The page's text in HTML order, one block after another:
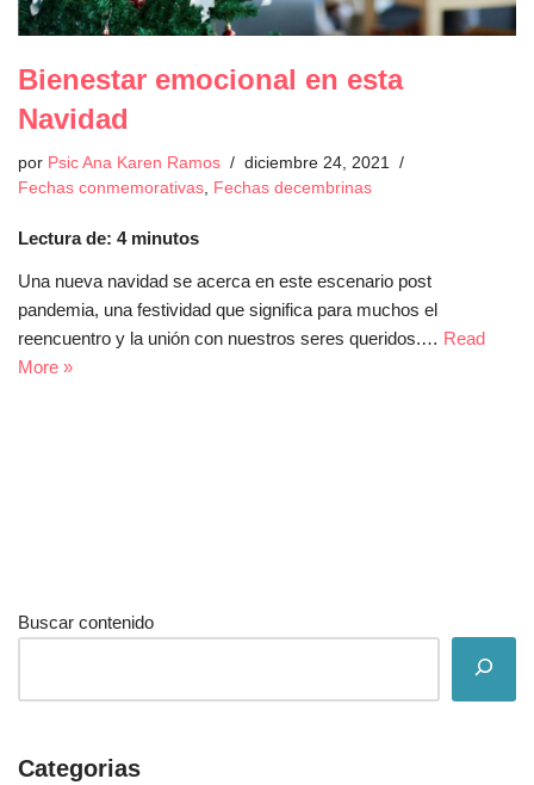
Bienestar emocional en esta
Navidad
por Psic Ana Karen Ramos
diciembre 24, 2021
Fechas conmemorativas, Fechas decembrinas
Lectura de: 4 minutos
Una nueva navidad se acerca en este escenario post
pandemia, una festividad que significa para muchos el
reencuentro y la unión con nuestros seres queridos.… Read
More »
Buscar contenido
Categorias